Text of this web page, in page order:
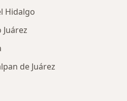
Hidalgo
de Juárez